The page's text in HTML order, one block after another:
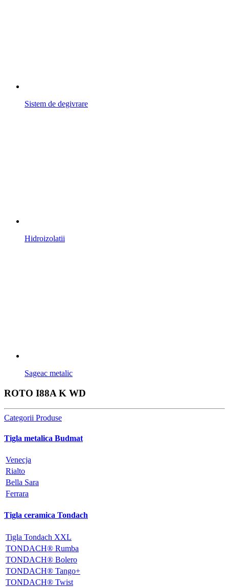
Sistem de degivrare
Hidroizolatii
Sageac metalic
ROTO I88A K WD
Categorii Produse
Tigla metalica Budmat
Venecja
Rialto
Bella Sara
Ferrara
Tigla ceramica Tondach
Tigla Tondach XXL
TONDACH® Rumba
TONDACH® Bolero
TONDACH® Tango+
TONDACH® Twist